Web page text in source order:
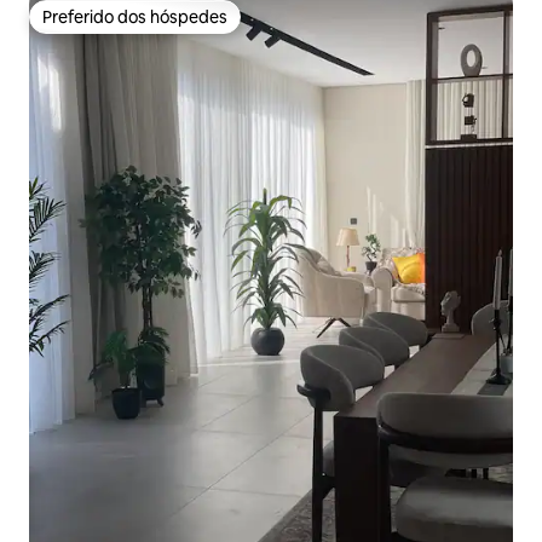
Preferido dos hóspedes
Preferido dos hóspedes